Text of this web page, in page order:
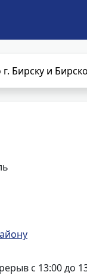
Бирску и
с 13:00 до